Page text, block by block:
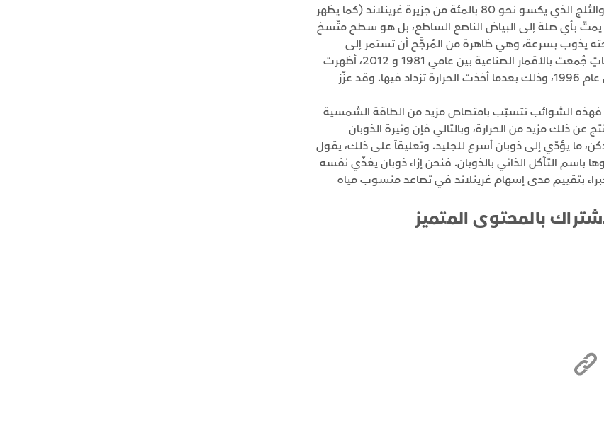
يُفاجَأ السياحُ بمشهدٍ كالحٍ لدى الحافّة الغربية لغطاء الجليد والثلج الذي يكسو نحو 80 بالمئة من جزيرة غرينلاند (كما يظهر
يمتّ بأي صلة إلى البياض الناصع الساطع، بل هو سطح متّسخ
يذوب بسرعة، وهي ظاهرة من المُرجَّح أن تستمر إلى
المستقبل المنظور. أما لماذا يُرجّح ذلك، فهو لأن دراسةَ بياناتٍ جُمعت بالأقمار الصناعية بين عامي 1981 و 2012، أظهرت
أن غرينلاند بدأت تمتصّ مزيداً من الإشعاع الشمسي حوالى عام 1996، وذلك بعدما أخذت الحرارة تزداد فيها. وقد عزّز
الشوائب تتسبّب بامتصاص مزيد من الطاقة الشمسية
ذلك مزيد من الحرارة، وبالتالي فإن وتيرة الذوبان
ما يؤدّي إلى ذوبان أسرع للجليد. وتعليقاً على ذلك، يقول
باسم التآكل الذاتي بالذوبان. فنحن إزاء ذوبان يغذّي نفسه
بتقييم مدى إسهام غرينلاند في تصاعد منسوب مياه
بالمحتوى المتميز